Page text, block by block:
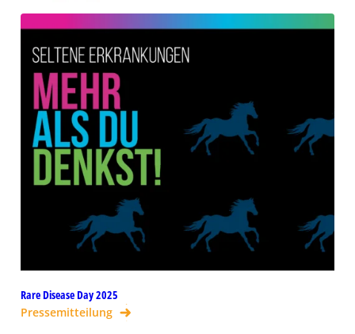
Rare Disease Day 2025
Pressemitteilung